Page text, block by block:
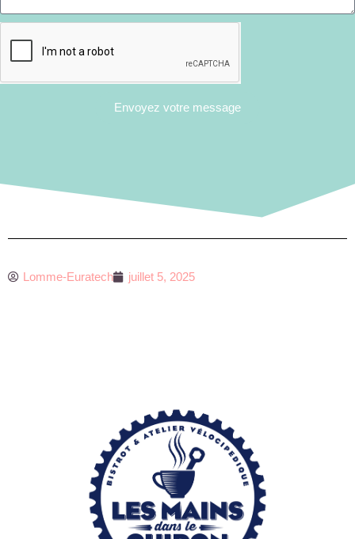
Envoyez votre message
Lomme-Euratech juillet 5, 2025